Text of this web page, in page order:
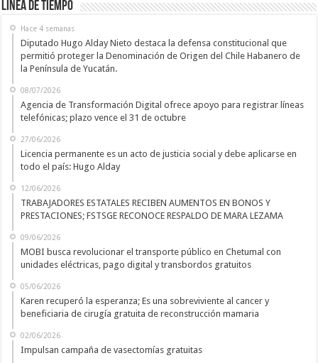
Linea de Tiempo
Hace 4 semanas
Diputado Hugo Alday Nieto destaca la defensa constitucional que
permitió proteger la Denominación de Origen del Chile Habanero de
la Península de Yucatán.
08/07/2026
Agencia de Transformación Digital ofrece apoyo para registrar líneas
telefónicas; plazo vence el 31 de octubre
27/06/2026
Licencia permanente es un acto de justicia social y debe aplicarse en
todo el país: Hugo Alday
12/06/2026
TRABAJADORES ESTATALES RECIBEN AUMENTOS EN BONOS Y
PRESTACIONES; FSTSGE RECONOCE RESPALDO DE MARA LEZAMA
09/06/2026
MOBI busca revolucionar el transporte público en Chetumal con
unidades eléctricas, pago digital y transbordos gratuitos
05/06/2026
Karen recuperó la esperanza; Es una sobreviviente al cancer y
beneficiaria de cirugía gratuita de reconstrucción mamaria
02/06/2026
Impulsan campaña de vasectomías gratuitas